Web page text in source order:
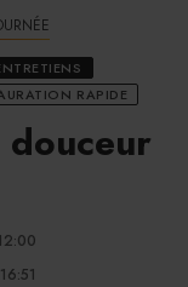
RAPIDE
douceur